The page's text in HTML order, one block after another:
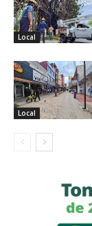
Local
Local